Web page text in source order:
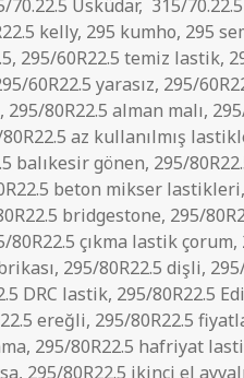
70.22.5 Üsküdar, 315/
kelly, 295 kumho, 295
, 295/60R22.5 temiz lastik,
60R22.5 yarasız, 295/
, 295/80R22.5 alman malı,
az kullanılmış
balıkesir gönen, 295/
beton mikser lastikleri,
bridgestone, 295/
80R22.5 çıkma lastik çorum,
, 295/80R22.5 dişli,
DRC lastik, 295/80R22.5
ereğli, 295/80R22.5
, 295/80R22.5 hafriyat
, 295/80R22.5 ikinci el